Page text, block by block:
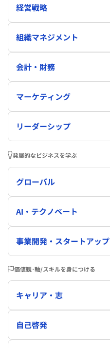
経営戦略
組織マネジメント
会計・財務
マーケティング
リーダーシップ
発展的なビジネスを学ぶ
グローバル
AI・テクノベート
事業開発・スタートアップ
価値観･軸/スキルを身につける
キャリア・志
自己啓発